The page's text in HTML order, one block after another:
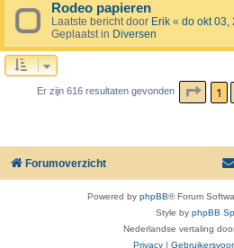
Rodeo papieren
Laatste bericht door Erik « do okt 03,
Geplaatst in Diversen
Er zijn 616 resultaten gevonden 1
Forumoverzicht
Powered by phpBB® Forum
Style by phpBB
Nederlandse vertaling
Privacy